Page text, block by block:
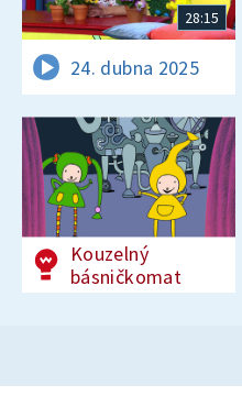
28:15
24. dubna 2025
Kouzelný
básničkomat